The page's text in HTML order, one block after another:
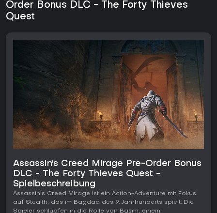
Order Bonus DLC - The Forty Thieves
Quest
Assassin's Creed Mirage Pre-Order Bonus
DLC - The Forty Thieves Quest -
Spielbeschreibung
Assassin's Creed Mirage ist ein Action-Adventure mit Fokus
auf Stealth, das im Bagdad des 9. Jahrhunderts spielt. Die
Spieler schlüpfen in die Rolle von Basim, einem